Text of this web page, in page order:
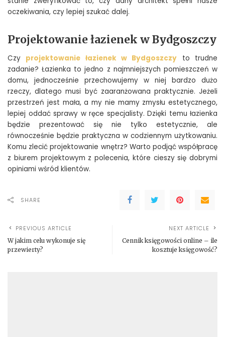
oczekiwania, czy lepiej szukać dalej.
Projektowanie łazienek w Bydgoszczy
Czy projektowanie łazienek w Bydgoszczy to trudne
zadanie? Łazienka to jedno z najmniejszych pomieszczeń w
domu, jednocześnie przechowujemy w niej bardzo dużo
rzeczy, dlatego musi być zaaranżowana praktycznie. Jeżeli
przestrzeń jest mała, a my nie mamy zmysłu estetycznego,
lepiej oddać sprawy w ręce specjalisty. Dzięki temu łazienka
będzie prezentować się nie tylko estetycznie, ale
równocześnie będzie praktyczna w codziennym użytkowaniu.
Komu zlecić projektowanie wnętrz? Warto podjąć współpracę
z biurem projektowym z polecenia, które cieszy się dobrymi
opiniami wśród klientów.
SHARE
PREVIOUS ARTICLE
W jakim celu wykonuje się
przewierty?
NEXT ARTICLE
Cennik księgowości online – ile
kosztuje księgowość?